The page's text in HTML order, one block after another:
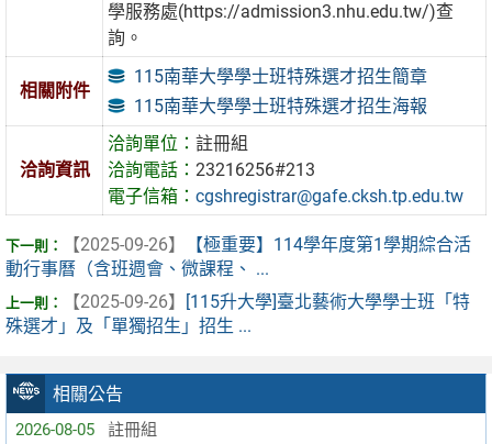
相關公告
2026-08-05 註冊組
學服務處(https://admission3.nhu.edu.tw/)查
詢。
相關附件
115南華大學學士班特殊選才招生簡章
115南華大學學士班特殊選才招生海報
洽詢資訊
洽詢單位：註冊組
洽詢電話：23216256#213
電子信箱：cgshregistrar@gafe.cksh.tp.edu.tw
【2025-09-26】
【極重要】114學年度第1學期綜合活
動行事曆（含班週會、微課程、 ...
【2025-09-26】
[115升大學]臺北藝術大學學士班「特
殊選才」及「單獨招生」招生 ...